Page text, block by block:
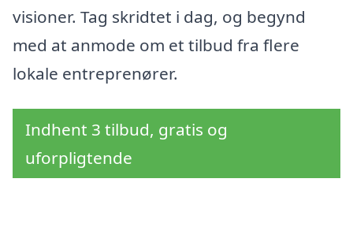
visioner. Tag skridtet i dag, og begynd
med at anmode om et tilbud fra flere
lokale entreprenører.
Indhent 3 tilbud, gratis og
uforpligtende